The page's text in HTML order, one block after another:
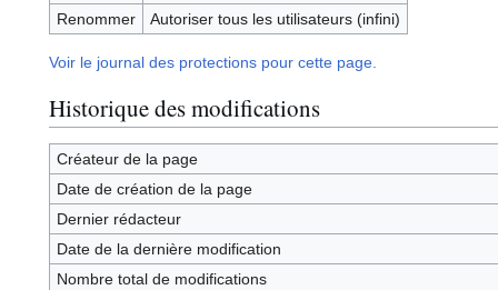
Renommer
Autoriser tous les utilisateurs (infini)
Voir le journal des protections pour cette page.
Historique des modifications
Créateur de la page
Date de création de la page
Dernier rédacteur
Date de la dernière modification
Nombre total de modifications